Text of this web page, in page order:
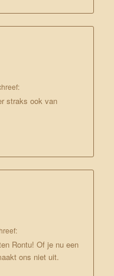
straks ook van
Rontu! Of je nu een
ons niet uit.